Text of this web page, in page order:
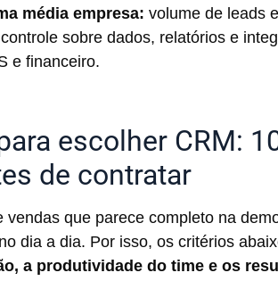
média empresa: volume de leads
sobre dados, relatórios e
e financeiro.
escolher CRM:
de contratar
vendas que parece completo na
dia a dia. Por isso, os critérios
a produtividade do time e os